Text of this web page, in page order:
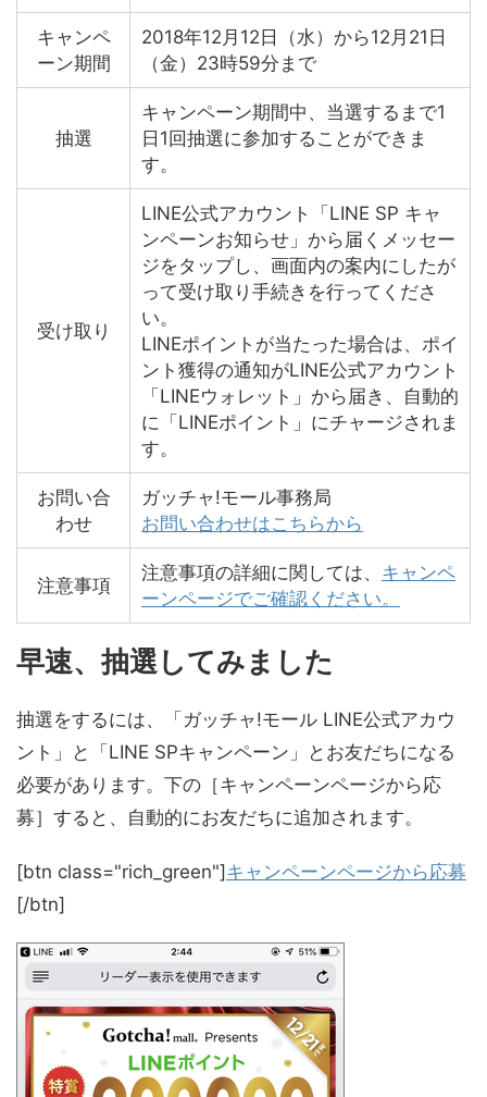
キャンペ
ーン期間
2018年12月12日（水）から12月21日
（金）23時59分まで
抽選
キャンペーン期間中、当選するまで1
日1回抽選に参加することができま
す。
受け取り
LINE公式アカウント「LINE SP キャ
ンペーンお知らせ」から届くメッセー
ジをタップし、画面内の案内にしたが
って受け取り手続きを行ってくださ
い。
LINEポイントが当たった場合は、ポイ
ント獲得の通知がLINE公式アカウント
「LINEウォレット」から届き、自動的
に「LINEポイント」にチャージされま
す。
お問い合
わせ
ガッチャ!モール事務局
お問い合わせはこちらから
注意事項
注意事項の詳細に関しては、 キャンペ
ーンページでご確認ください。
早速、抽選してみました
抽選をするには、「ガッチャ!モール LINE公式アカウ
ント」と「LINE SPキャンペーン」とお友だちになる
必要があります。下の［キャンペーンページから応
募］すると、自動的にお友だちに追加されます。
[btn class="rich_green"]キャンペーンページから応募
[/btn]